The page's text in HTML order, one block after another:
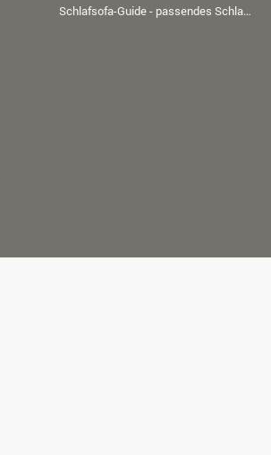
Schlafsofa-Guide - passendes Schlafsofa finden